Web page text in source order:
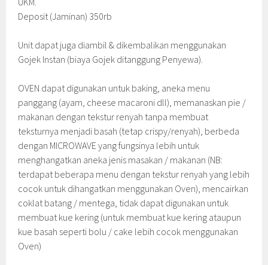
Deposit (Jaminan) 350rb
Unit dapat juga diambil & dikembalikan menggunakan
Gojek Instan (biaya Gojek ditanggung Penyewa).
OVEN dapat digunakan untuk baking, aneka menu
panggang (ayam, cheese macaroni dll), memanaskan pie /
makanan dengan tekstur renyah tanpa membuat
teksturnya menjadi basah (tetap crispy/renyah), berbeda
dengan MICROWAVE yang fungsinya lebih untuk
menghangatkan aneka jenis masakan / makanan (NB:
terdapat beberapa menu dengan tekstur renyah yang lebih
cocok untuk dihangatkan menggunakan Oven), mencairkan
coklat batang / mentega, tidak dapat digunakan untuk
membuat kue kering (untuk membuat kue kering ataupun
kue basah seperti bolu / cake lebih cocok menggunakan
Oven)